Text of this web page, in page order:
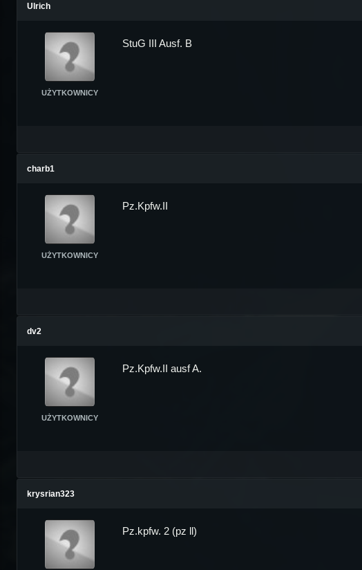
Ulrich
UŻYTKOWNICY
StuG III Ausf. B
charb1
UŻYTKOWNICY
Pz.Kpfw.II
dv2
UŻYTKOWNICY
Pz.Kpfw.II ausf A.
krysrian323
Pz.kpfw. 2 (pz ll)